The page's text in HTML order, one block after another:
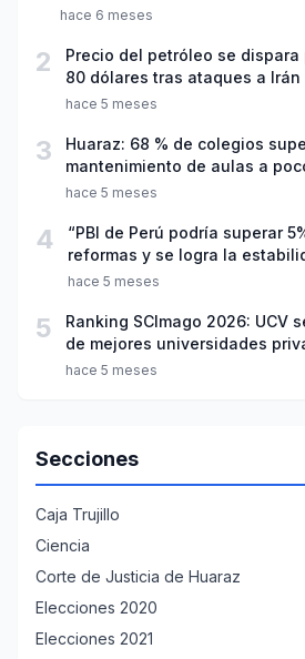
hace 6 meses
2
Precio del petróleo se dispara
80 dólares tras ataques a Irán
hace 5 meses
3
Huaraz: 68 % de colegios
mantenimiento de aulas a
año escolar 2026
hace 5 meses
4
“PBI de Perú podría superar
reformas y se logra la
hace 5 meses
5
Ranking SCImago 2026: UCV
de mejores universidades
hace 5 meses
Secciones
Caja Trujillo
Ciencia
Corte de Justicia de Huaraz
Elecciones 2020
Elecciones 2021